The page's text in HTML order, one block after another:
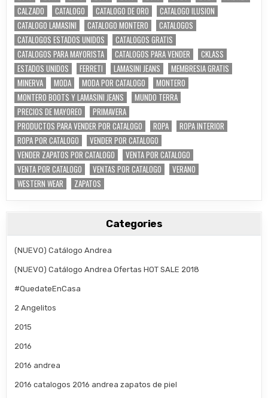
CALZADO
CATALOGO CATALOGO DE ORO
CATALOGO ILUSION
CATALOGO LAMASINI
CATALOGO MONTERO
CATALOGOS
CATALOGOS ESTADOS UNIDOS
CATALOGOS GRATIS
CATALOGOS PARA MAYORISTA
CATALOGOS PARA VENDER
CKLASS
ESTADOS UNIDOS
FERRETI LAMASINI JEANS
MEMBRESIA GRATIS
MINERVA
MODA MODA POR CATALOGO
MONTERO
MONTERO BOOTS Y LAMASINI JEANS
MUNDO TERRA
PRECIOS DE MAYOREO
PRIMAVERA
PRODUCTOS PARA VENDER POR CATALOGO
ROPA
ROPA INTERIOR
ROPA POR CATALOGO
VENDER POR CATALOGO
VENDER ZAPATOS POR CATALOGO
VENTA POR CATALOGO
VENTA POR CATALOGO
VENTAS POR CATALOGO
VERANO
WESTERN WEAR
ZAPATOS
Categories
(NUEVO) Catálogo Andrea
(NUEVO) Catálogo Andrea Ofertas HOT SALE 2018
#QuedateEnCasa
2 Angelitos
2015
2016
2016 andrea
2016 catalogos 2016 andrea zapatos de piel